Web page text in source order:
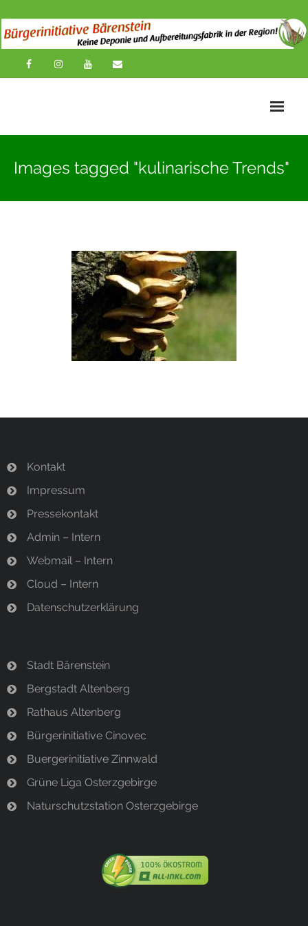
News
Publikationen
Impressionen
Newsletter
Images tagged "kulinarische Trends"
Kontakt
Impressum
Pressekontakt
Admin – Intern
Webmail – Intern
Cloud – Intern
Datenschutzerklärung
Stadt Bärenstein
Bergstadt Altenberg
Rathaus Altenberg
Bürgerinitiative Cinovec
Buergerinitiative Zinnwald
Grüne Liga Osterzgebirge
Naturschutzstation Osterzgebirge